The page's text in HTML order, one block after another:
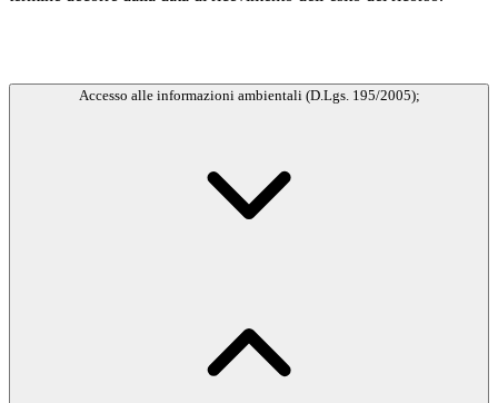
Accesso alle informazioni ambientali (D.Lgs. 195/2005);